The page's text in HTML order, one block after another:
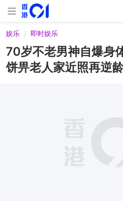
娱乐 即时娱乐
70岁不老男神自爆
饼畀老人家近照再逆